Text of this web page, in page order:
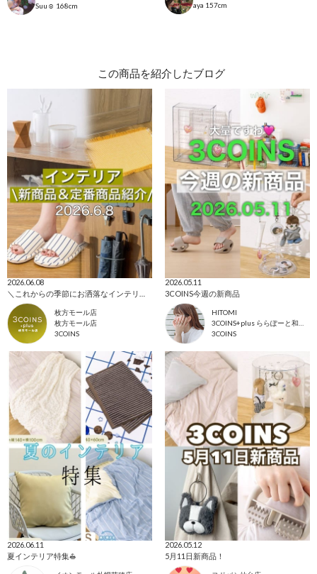
Suu☺︎ 168cm
aya 157cm
この商品を紹介したブログ
2026.06.08
枚方モール店
枚方モール店
3COINS
2026.05.11
3COINS今週の新商品
HITOMI
3COINS+plus ららぽーと和泉店
3COINS
2026.06.11
夏インテリア特集⛵️
2026.05.12
5月11日新商品！